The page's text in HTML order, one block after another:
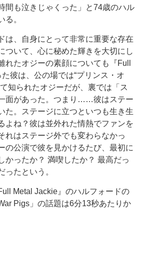
も泣きじゃくった」と74歳のハル
る。
、自身にとって非常に重要な存在
ついて、心に秘めた輝きを大切にし
れたオジーの素顔についても『Full
彼は、公の場では“プリンス・オ
知られたオジーだが、裏では「ス
面があった。つまり……彼はステー
た。ステージに立つといつも生き生
よね？彼は並外れた情熱でファンを
れはステージ外でも変わらなかっ
の公演で彼を見かけるたび、最初に
かったか？ 満喫したか？ 最高だっ
ったという。
Metal Jackie』のハルフォードの
Pigs」の話題は6分13秒あたりか